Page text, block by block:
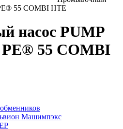
55 COMBI HTE
насос PUMP
55 COMBI
Машимпэкс